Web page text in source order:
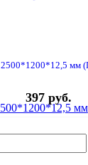
2500*1200*12,5 мм
397 руб.